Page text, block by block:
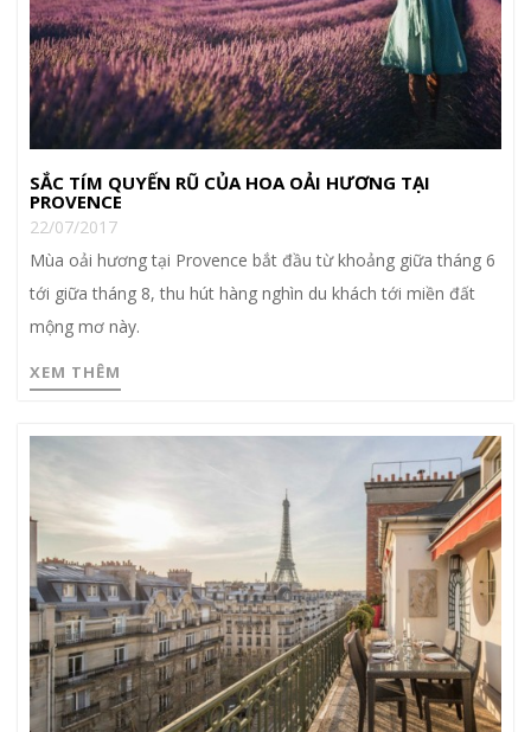
SẮC TÍM QUYẾN RŨ CỦA HOA OẢI HƯƠNG TẠI
PROVENCE
22/07/2017
Mùa oải hương tại Provence bắt đầu từ khoảng giữa tháng 6
tới giữa tháng 8, thu hút hàng nghìn du khách tới miền đất
mộng mơ này.
XEM THÊM